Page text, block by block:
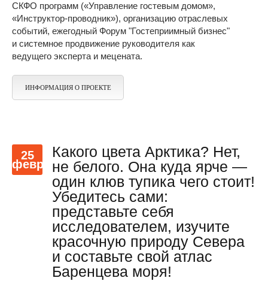
СКФО программ («Управление гостевым домом»,
«Инструктор-проводник»), организацию отраслевых
событий, ежегодный Форум "Гостеприимный бизнес"
и системное продвижение руководителя как
ведущего эксперта и мецената.
ИНФОРМАЦИЯ О ПРОЕКТЕ
25
февр
Какого цвета Арктика? Нет,
не белого. Она куда ярче —
один клюв тупика чего стоит!
Убедитесь сами:
представьте себя
исследователем, изучите
красочную природу Севера
и составьте свой атлас
Баренцева моря!